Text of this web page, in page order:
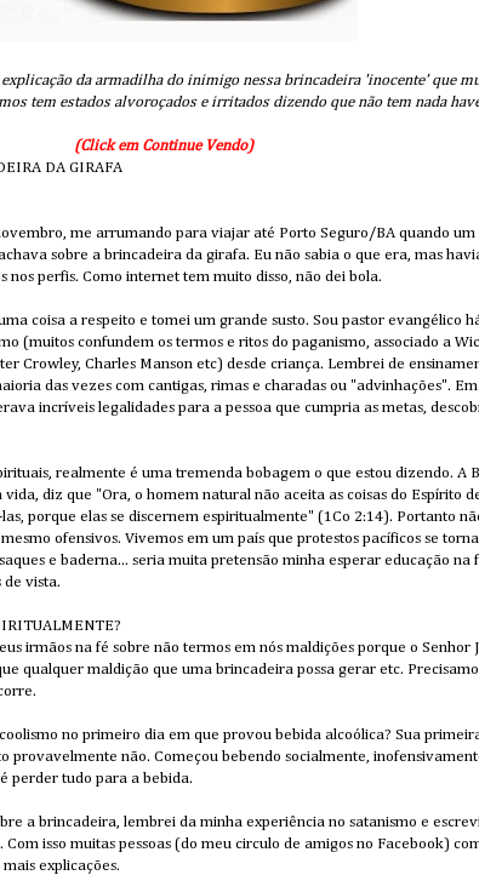
da armadilha do inimigo nessa brincadeira 'inocente' que
tem estados alvoroçados e irritados dizendo que não tem nada
(Click em Continue Vendo)
DA GIRAFA
me arrumando para viajar até Porto Seguro/BA quando
sobre a brincadeira da girafa. Eu não sabia o que era, mas
nos perfis. Como internet tem muito disso, não dei bola.
coisa a respeito e tomei um grande susto. Sou pastor evangélico
(muitos confundem os termos e ritos do paganismo, associado a
Crowley, Charles Manson etc) desde criança. Lembrei de
das vezes com cantigas, rimas e charadas ou "advinhações".
incríveis legalidades para a pessoa que cumpria as metas,
realmente é uma tremenda bobagem o que estou dizendo. A
diz que "Ora, o homem natural não aceita as coisas do Espírito
porque elas se discernem espiritualmente" (1Co 2:14). Portanto
ofensivos. Vivemos em um país que protestos pacíficos se
e baderna... seria muita pretensão minha esperar educação na
de vista.
irmãos na fé sobre não termos em nós maldições porque o Senhor
qualquer maldição que uma brincadeira possa gerar etc.
no primeiro dia em que provou bebida alcoólica? Sua
provavelmente não. Começou bebendo socialmente,
perder tudo para a bebida.
a brincadeira, lembrei da minha experiência no satanismo e
isso muitas pessoas (do meu circulo de amigos no Facebook)
explicações.